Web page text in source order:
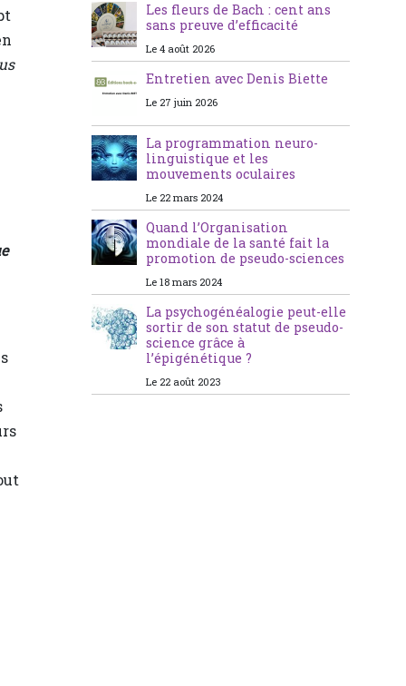
Les fleurs de Bach : cent ans
sans preuve d’efficacité
Le 4 août 2026
Entretien avec Denis Biette
Le 27 juin 2026
La programmation neuro-
linguistique et les
mouvements oculaires
Le 22 mars 2024
Quand l’Organisation
mondiale de la santé fait la
promotion de pseudo-sciences
Le 18 mars 2024
La psychogénéalogie peut-elle
sortir de son statut de pseudo-
science grâce à
l’épigénétique ?
Le 22 août 2023